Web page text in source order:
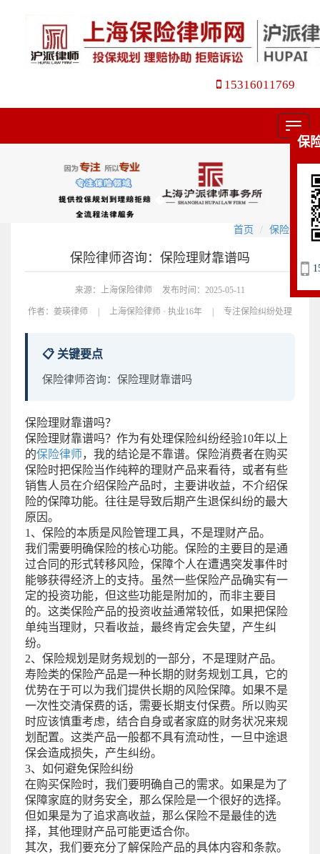
15316011769
菜
单
首页 保险咨询
保险律师咨询：保险理财靠谱吗
来源：上海保险律师 发布时间：2025-05-11
作者： 姜瑛律师 | 上海保险律师 · 执业16年 | 专注保险纠纷处理
📋 关键要点
保险律师咨询：保险理财靠谱吗
保险理财靠谱吗？
保险理财靠谱吗？作为有处理保险纠纷经验10年以上
的保险律师，我的结论是不靠谱。保险消费者在购买
保险时把保险当作纯粹的理财产品来看待，或者有些
销售人员在介绍保险产品时，主要讲收益，不介绍保
险的保障功能。往往是导致后期产生退保纠纷的最大
原因。
1、保险的本质是风险管理工具，不是理财产品。
我们需要明确保险的核心功能。保险的主要目的是通
过合同的形式转移风险，保障个人在遭遇突发事件时
能够获得经济上的支持。虽然一些保险产品确实有一
定的投资功能，但这些功能是附加的，而非主要目
的。这类保险产品的投资收益通常较低，如果把保险
单纯当理财，只看收益，最终肯定会失望，产生纠
纷。
2、保险规划是财务规划的一部分，不是理财产品。
寿险类的保险产品是一种长期的财务规划工具，它的
优势在于可以为我们提供长期的风险保障。如果不是
一次性交清保费的话，需要长期支付保费。所以购买
时应该慎重考虑，结合自身或者家庭的财务状况来规
划配置。这类产品一般都不具有流动性，一旦中途退
保会造成损失，产生纠纷。
3、如何避免保险纠纷
在购买保险时，我们要明确自己的需求。如果是为了
保障家庭的财务安全，那么保险是一个很好的选择。
但如果是为了追求高收益，那么保险不是最佳的选
择，其他理财产品可能更适合你。
其次，我们要充分了解保险产品的具体内容和条款。
保